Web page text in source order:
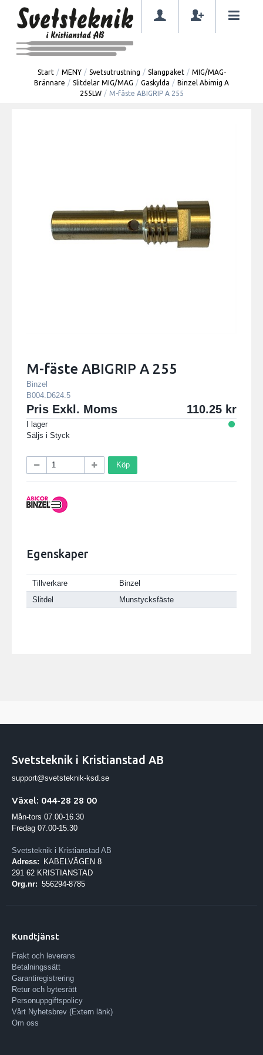
Start / MENY / Svetsutrustning / Slangpaket / MIG/MAG-
Brännare / Slitdelar MIG/MAG / Gaskylda / Binzel Abimig A
255LW / M-fäste ABIGRIP A 255
M-fäste ABIGRIP A 255
Binzel
B004.D624.5
Pris Exkl. Moms 110.25
I lager
Säljs i Styck
Köp
Egenskaper
Tillverkare
Binzel
Slitdel
Munstycksfäste
Svetsteknik i Kristianstad AB
support@svetsteknik-ksd.se
Växel: 044-28 28 00
Mån-tors 07.00-16.30
Fredag 07.00-15.30
Svetsteknik i Kristianstad AB
Adress:
KABELVÄGEN 8
291 62 KRISTIANSTAD
Org.nr: 556294-8785
Kundtjänst
Frakt och leverans
Betalningssätt
Garantiregistrering
Retur och bytesrätt
Personuppgiftspolicy
Vårt Nyhetsbrev (Extern länk)
Om oss